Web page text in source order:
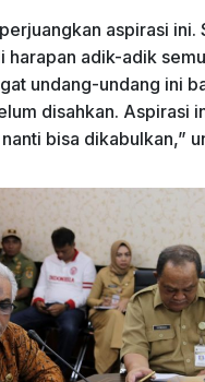
aspirasi ini.
harapan adik-adik
undang-undang ini
disahkan. Aspirasi
bisa dikabulkan,”